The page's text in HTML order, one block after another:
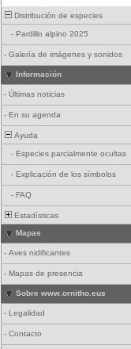
Distribución de especies
- Pardillo alpino 2025
- Galería de imágenes y sonidos
Información
- Últimas noticias
- En su agenda
Ayuda
- Especies parcialmente ocultas
- Explicación de los símbolos
- FAQ
Estadísticas
Mapas
- Aves nidificantes
- Mapas de presencia
Sobre www.ornitho.eus
- Legalidad
- Contacto